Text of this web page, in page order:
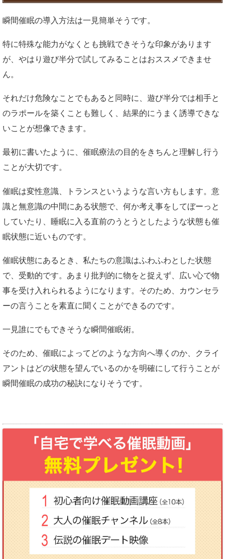
瞬間催眠の導入方法は一見簡単そうです。
特に特殊な能力がなくとも挑戦できそうな印象があります
が、やはり遊び半分で試してみることはおススメできませ
ん。
それだけ危険なことでもあると同時に、遊び半分では相手と
のラポールを築くことも難しく、結果的にうまく誘導できな
いことが想像できます。
最初に書いたように、催眠療法の目的をきちんと理解し行う
ことが大切です。
催眠は変性意識、トランスというような言い方もします。意
識と無意識の中間にある状態で、何か考え事をしてぼーっと
していたり、睡眠に入る直前のうとうとしたような状態も催
眠状態に近いものです。
催眠状態にあるとき、私たちの意識はふわふわとした状態
で、受動的です。あまり批判的に物をと捉えず、広い心で物
事を受け入れられるようになります。そのため、カウンセラ
ーの言うことを素直に聞くことができるのです。
一見誰にでもできそうな瞬間催眠術。
そのため、催眠によってどのような方向へ導くのか、クライ
アントはどの状態を望んでいるのかを明確にして行うことが
瞬間催眠の成功の秘訣になりそうです。